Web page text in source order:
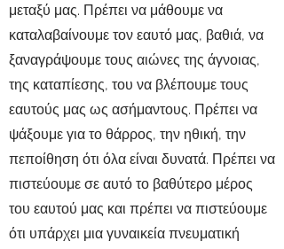
μεταξύ μας. Πρέπει να μάθουμε να
καταλαβαίνουμε τον εαυτό μας, βαθιά, να
ξαναγράψουμε τους αιώνες της άγνοιας,
της καταπίεσης, του να βλέπουμε τους
εαυτούς μας ως ασήμαντους. Πρέπει να
ψάξουμε για το θάρρος, την ηθική, την
πεποίθηση ότι όλα είναι δυνατά. Πρέπει να
πιστεύουμε σε αυτό το βαθύτερο μέρος
του εαυτού μας και πρέπει να πιστεύουμε
ότι υπάρχει μια γυναικεία πνευματική